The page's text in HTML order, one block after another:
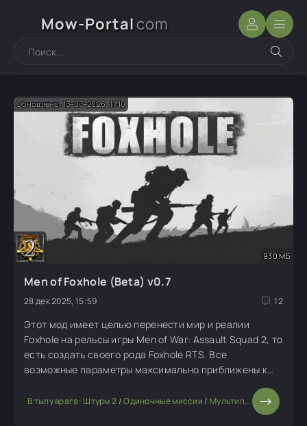
Mow-Portal com
Обновлено: 13-07-2026, 11:10
930 МБ
Men of Foxhole (Beta) v0.7
28 дек 2025, 15:59 12
Этот мод имеет целью перенести мир и реалии
Foxhole на рельсы игры Men of War: Assault Squad 2, то
есть создать своего рода Foxhole RTS. Все
возможные параметры максимально приближены к
В тылу врага: Штурм 2 /Одиночные миссии / Мультиплеерные моды